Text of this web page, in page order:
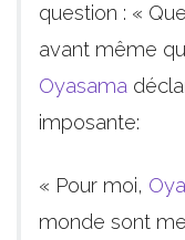
question : «
avant même
Oyasama
imposante:
« Pour moi,
monde sont